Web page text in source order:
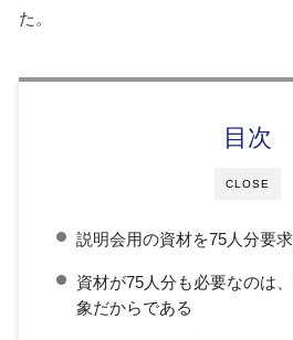
た。
CLOSE
目次
説明会用の資材を75人分要
資材が75人分も必要なのは
象だからである